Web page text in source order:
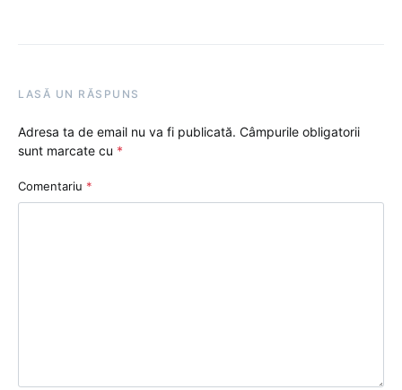
LASĂ UN RĂSPUNS
Adresa ta de email nu va fi publicată. Câmpurile obligatorii
sunt marcate cu *
Comentariu *